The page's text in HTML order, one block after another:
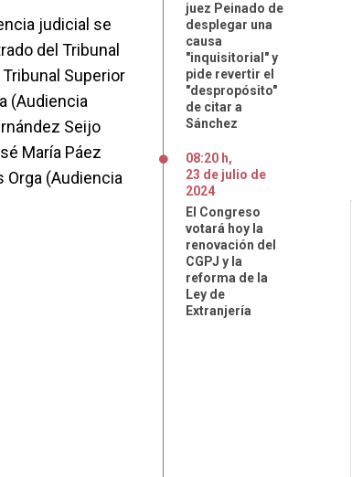
judicial se
del Tribunal
Superior
(Audiencia
Seijo
María Páez
Orga (Audiencia
juez Peinado de
desplegar una
causa
"inquisitorial" y
pide revertir el
"despropósito"
de citar a
Sánchez
08:20 h,
23 de julio de
2024
El Congreso
votará hoy la
renovación del
CGPJ y la
reforma de la
Ley de
Extranjería